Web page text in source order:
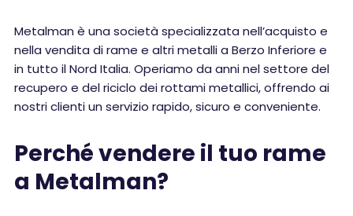
Metalman è una società specializzata nell’acquisto e
nella vendita di rame e altri metalli a Berzo Inferiore e
in tutto il Nord Italia. Operiamo da anni nel settore del
recupero e del riciclo dei rottami metallici, offrendo ai
nostri clienti un servizio rapido, sicuro e conveniente.
Perché vendere il tuo rame
a Metalman?